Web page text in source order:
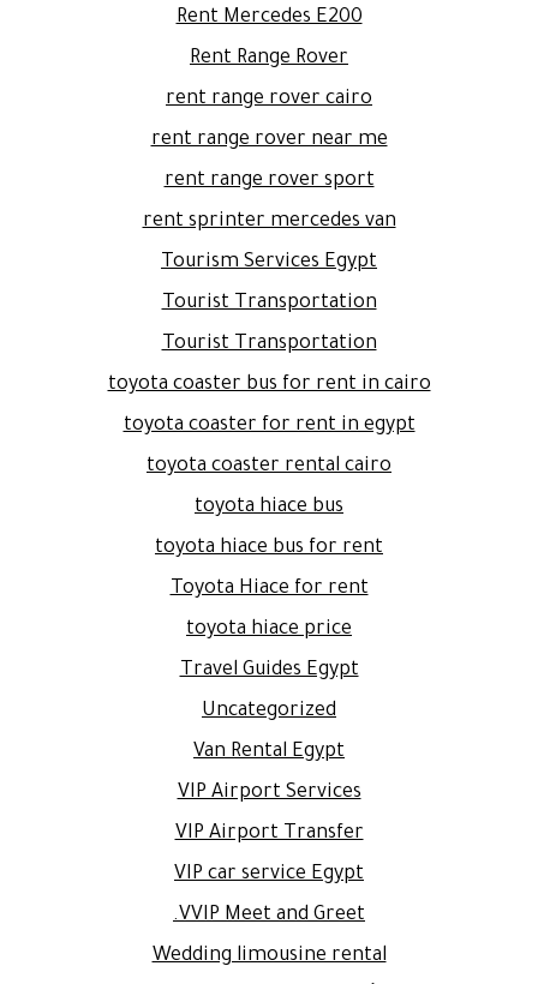
Rent Mercedes E200
Rent Range Rover
rent range rover cairo
rent range rover near me
rent range rover sport
rent sprinter mercedes van
Tourism Services Egypt
Tourist Transportation
Tourist Transportation
toyota coaster bus for rent in cairo
toyota coaster for rent in egypt
toyota coaster rental cairo
toyota hiace bus
toyota hiace bus for rent
Toyota Hiace for rent
toyota hiace price
Travel Guides Egypt
Uncategorized
Van Rental Egypt
VIP Airport Services
VIP Airport Transfer
VIP car service Egypt
VVIP Meet and Greet.
Wedding limousine rental